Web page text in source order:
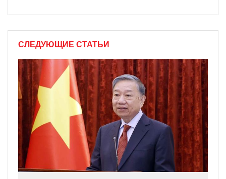
СЛЕДУЮЩИЕ СТАТЬИ